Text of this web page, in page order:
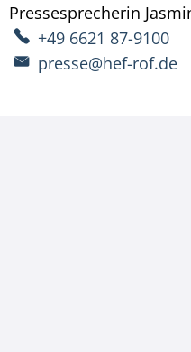
Pressesprecherin
+49 6621 87-9100
presse@hef-rof.de